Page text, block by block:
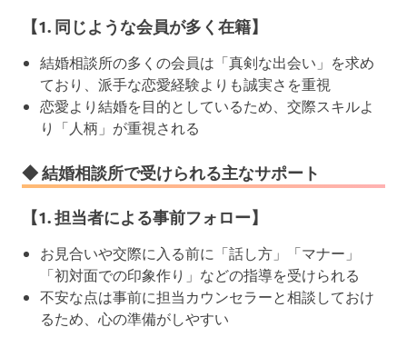
【1. 同じような会員が多く在籍】
結婚相談所の多くの会員は「真剣な出会い」を求め
ており、派手な恋愛経験よりも誠実さを重視
恋愛より結婚を目的としているため、交際スキルよ
り「人柄」が重視される
◆ 結婚相談所で受けられる主なサポート
【1. 担当者による事前フォロー】
お見合いや交際に入る前に「話し方」「マナー」
「初対面での印象作り」などの指導を受けられる
不安な点は事前に担当カウンセラーと相談しておけ
るため、心の準備がしやすい